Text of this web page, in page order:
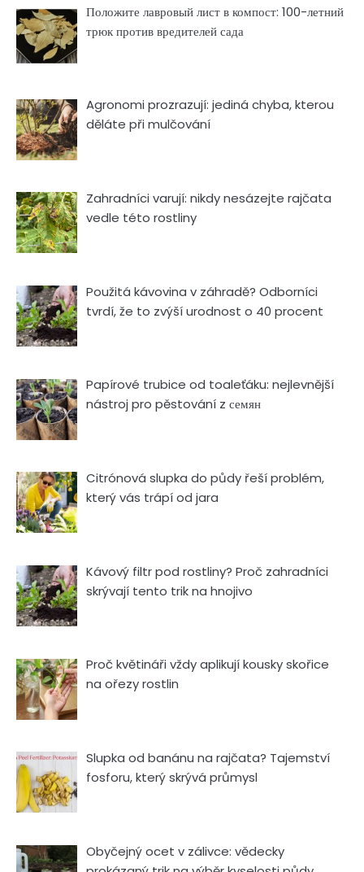
Положите лавровый лист в компост: 100-летний
трюк против вредителей сада
Agronomi prozrazují: jediná chyba, kterou
děláte při mulčování
Zahradníci varují: nikdy nesázejte rajčata
vedle této rostliny
Použitá kávovina v záhradě? Odborníci
tvrdí, že to zvýší urodnost o 40 procent
Papírové trubice od toaleťáku: nejlevnější
nástroj pro pěstování z семян
Citrónová slupka do půdy řeší problém,
který vás trápí od jara
Kávový filtr pod rostliny? Proč zahradníci
skrývají tento trik na hnojivo
Proč květináři vždy aplikují kousky skořice
na ořezy rostlin
Slupka od banánu na rajčata? Tajemství
fosforu, který skrývá průmysl
Obyčejný ocet v zálivce: vědecky